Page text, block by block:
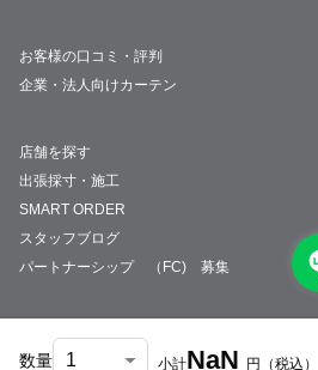
数量 小計NaN 円 （税込）
お客様の口コミ・評判
企業・法人向けカーテン
店舗を探す
出張採寸・施工
SMART ORDER
スタッフブログ
パートナーシップ （FC) 募集
会社概要 採用情報特定商取引法について